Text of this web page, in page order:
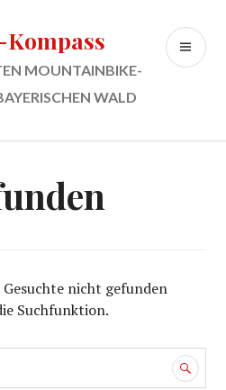
MOUNTAINBIKE-
WALD
Gesuchte nicht gefunden
Suchfunktion.